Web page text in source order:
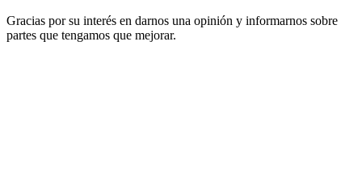
Gracias por su interés en darnos una opinión y informarnos sobre
partes que tengamos que mejorar.